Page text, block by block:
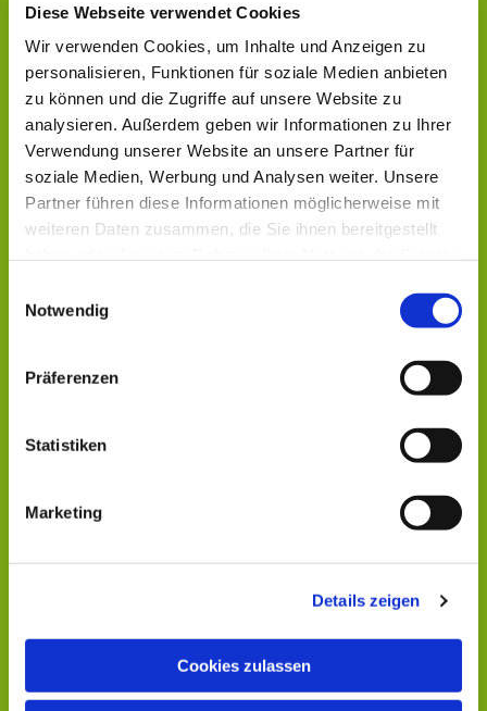
Diese Webseite verwendet Cookies
Wir verwenden Cookies, um Inhalte und Anzeigen zu
personalisieren, Funktionen für soziale Medien anbieten
zu können und die Zugriffe auf unsere Website zu
analysieren. Außerdem geben wir Informationen zu Ihrer
Verwendung unserer Website an unsere Partner für
soziale Medien, Werbung und Analysen weiter. Unsere
Partner führen diese Informationen möglicherweise mit
weiteren Daten zusammen, die Sie ihnen bereitgestellt
Notwendig
Präferenzen
Statistiken
Marketing
Details zeigen
Cookies zulassen